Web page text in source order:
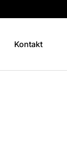
Kontakt